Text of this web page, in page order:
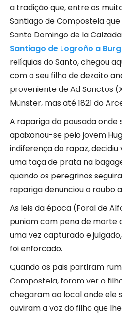
a tradição que, entre os
Santiago de Compostela
Santo Domingo de la
Santiago de Logroño a
relíquias do Santo, chegou
com o seu filho de dezoito
proveniente de Ad Sanctos
Münster, mas até 1821 do
A rapariga da pousada onde
apaixonou-se pelo jovem
indiferença do rapaz,
uma taça de prata na
quando os peregrinos
rapariga denunciou o roubo
As leis da época (Foral de
puniam com pena de morte
uma vez capturado e
foi enforcado.
Quando os pais partiram
Compostela, foram ver o
chegaram ao local onde ele
ouviram a voz do filho que